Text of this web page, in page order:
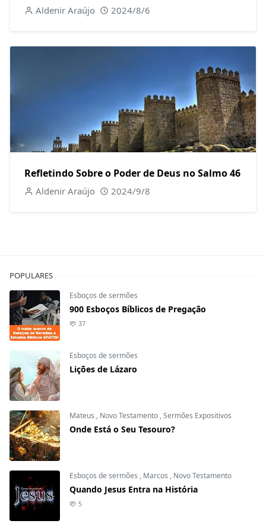
Aldenir Araújo 2024/8/6
Refletindo Sobre o Poder de Deus no Salmo 46
Aldenir Araújo 2024/9/8
POPULARES
Esboços de sermões
900 Esboços Bíblicos de Pregação
37
Esboços de sermões
Lições de Lázaro
Mateus , Novo Testamento ,Sermões Expositivos
Onde Está o Seu Tesouro?
Esboços de sermões , Marcos , Novo Testamento
Quando Jesus Entra na História
5